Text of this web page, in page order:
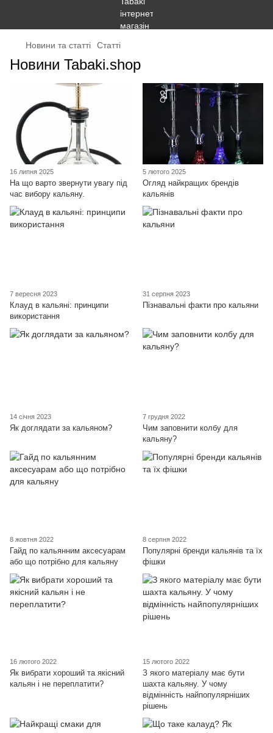
Новини та статті Статті
Новини Tabaki.shop
16 липня 2025
На що варто звернути увагу під
час вибору кальяну.
5 лютого 2025
Огляд найкращих брендів
кальянів
7 вересня 2023
Клауд в кальяні: принципи
використання
31 серпня 2023
Пізнавальні факти про кальяни
14 січня 2023
Як доглядати за кальяном?
7 грудня 2022
Чим заповнити колбу для
кальяну?
8 жовтня 2022
Гайд по кальянним аксесуарам
або що потрібно для кальяну
8 серпня 2022
Популярні бренди кальянів та їх
фішки
16 лютого 2022
Як вибрати хороший та якісний
кальян і не переплатити?
15 лютого 2022
З якого матеріалу має бути
шахта кальяну. У чому
відмінність найпопулярніших
рішень